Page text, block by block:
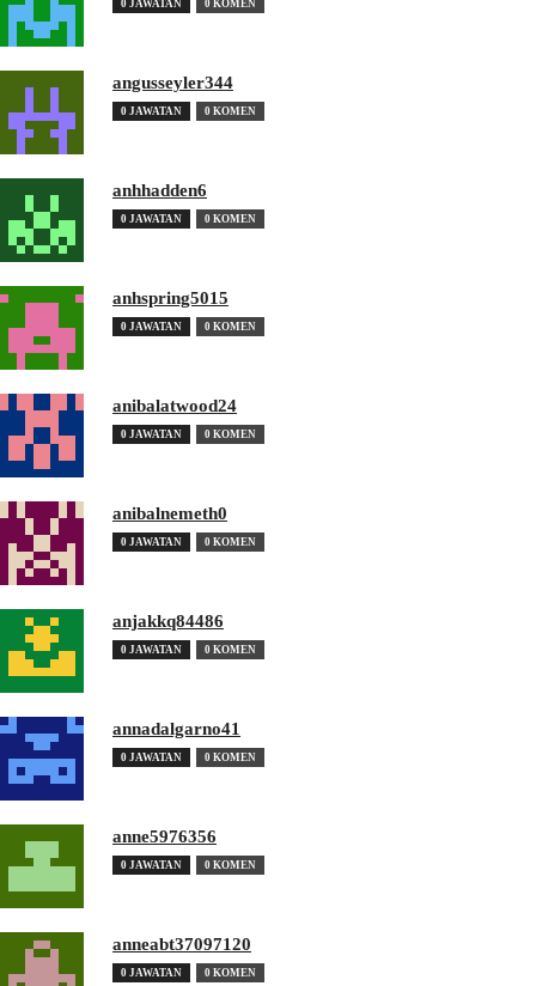
0 JAWATAN 0 KOMEN
angusseyler344
0 JAWATAN 0 KOMEN
anhhadden6
0 JAWATAN 0 KOMEN
anhspring5015
0 JAWATAN 0 KOMEN
anibalatwood24
0 JAWATAN 0 KOMEN
anibalnemeth0
0 JAWATAN 0 KOMEN
anjakkq84486
0 JAWATAN 0 KOMEN
annadalgarno41
0 JAWATAN 0 KOMEN
anne5976356
0 JAWATAN 0 KOMEN
anneabt37097120
0 JAWATAN 0 KOMEN